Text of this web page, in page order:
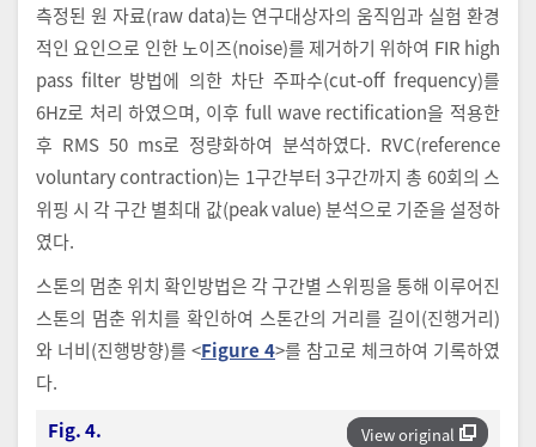
측정된 원 자료(raw data)는 연구대상자의 움직임과 실험 환경
적인 요인으로 인한 노이즈(noise)를 제거하기 위하여 FIR high
pass filter 방법에 의한 차단 주파수(cut-off frequency)를
6Hz로 처리 하였으며, 이후 full wave rectification을 적용한
후 RMS 50 ms로 정량화하여 분석하였다. RVC(reference
voluntary contraction)는 1구간부터 3구간까지 총 60회의 스
위핑 시 각 구간 별최대 값(peak value) 분석으로 기준을 설정하
였다.
스톤의 멈춘 위치 확인방법은 각 구간별 스위핑을 통해 이루어진
스톤의 멈춘 위치를 확인하여 스톤간의 거리를 길이(진행거리)
와 너비(진행방향)를 <Figure 4>를 참고로 체크하여 기록하였
다.
View original
Fig. 4.